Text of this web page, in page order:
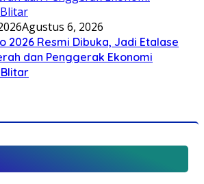
Agustus 6, 2026
2026 Resmi Dibuka, Jadi Etalase
dan Penggerak Ekonomi